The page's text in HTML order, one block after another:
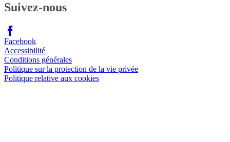
Suivez-nous
Facebook
Accessibilité
Conditions générales
Politique sur la protection de la vie privée
Politique relative aux cookies